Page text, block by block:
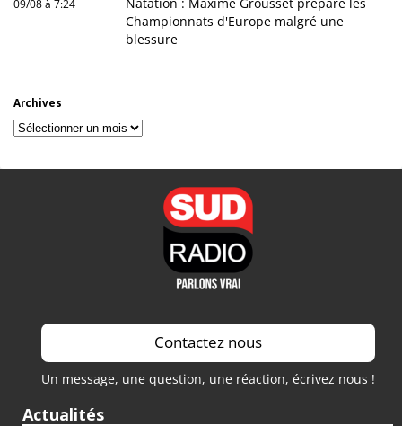
09/08 à 7:24
Championnats d'Europe malgré une
blessure
Archives
Archives
Contactez nous
Un message, une question, une réaction, écrivez nous !
Actualités